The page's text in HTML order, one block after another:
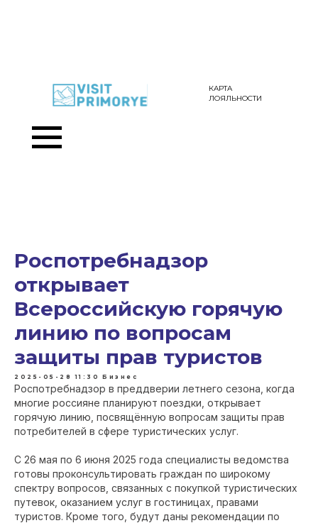
КАРТА
ЛОЯЛЬНОСТИ
Роспотребнадзор
открывает
Всероссийскую горячую
линию по вопросам
защиты прав туристов
2025-05-28 11:30 Бизнес
Роспотребнадзор в преддверии летнего сезона, когда
многие россияне планируют поездки, открывает
горячую линию, посвящённую вопросам защиты прав
потребителей в сфере туристических услуг.
С 26 мая по 6 июня 2025 года специалисты ведомства
готовы проконсультировать граждан по широкому
спектру вопросов, связанных с покупкой туристических
путевок, оказанием услуг в гостиницах, правами
туристов. Кроме того, будут даны рекомендации по